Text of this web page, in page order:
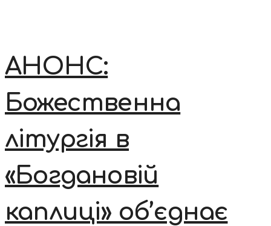
АНОНС:
Божественна
літургія в
«Богдановій
каплиці» об’єднає